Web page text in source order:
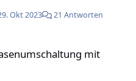
Okt 2023 21 Antworten
mit